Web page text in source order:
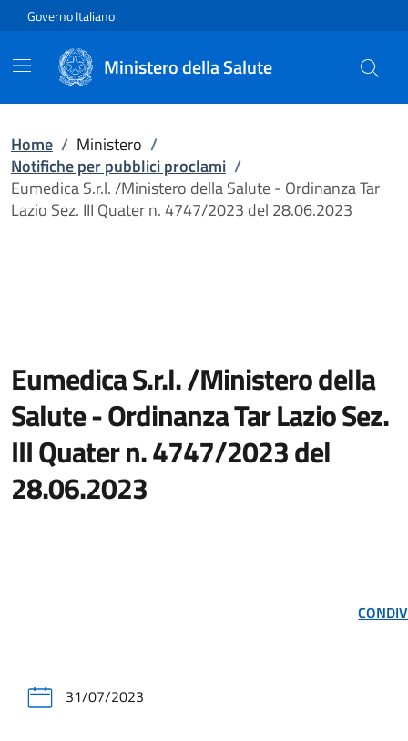
Vai direttamente al contenuto
Governo Italiano
Ministero della Salute
Home / Ministero /
Notifiche per pubblici proclami /
Eumedica S.r.l. /Ministero della Salute - Ordinanza Tar
Lazio Sez. III Quater n. 4747/2023 del 28.06.2023
Eumedica S.r.l. /Ministero della
Salute - Ordinanza Tar Lazio Sez.
III Quater n. 4747/2023 del
28.06.2023
31/07/2023